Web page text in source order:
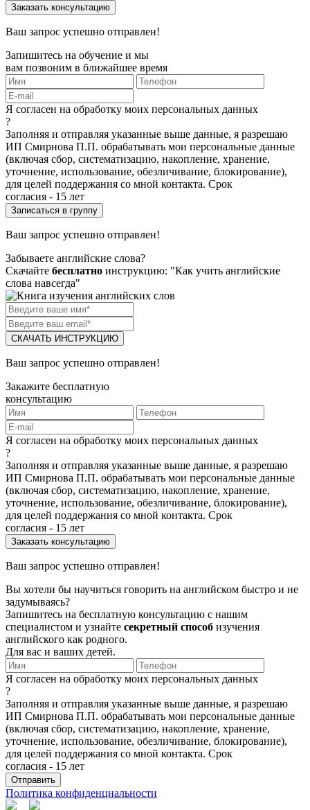
Ваш запрос успешно отправлен!
Запишитесь на обучение и мы
вам позвоним в ближайшее время
Я согласен на обработку моих персональных данных
?
Заполняя и отправляя указанные выше данные, я разрешаю
ИП Смирнова П.П. обрабатывать мои персональные данные
(включая сбор, систематизацию, накопление, хранение,
уточнение, использование, обезличивание, блокирование),
для целей поддержания со мной контакта. Срок
согласия - 15 лет
Ваш запрос успешно отправлен!
Забываете английские слова?
Скачайте бесплатно инструкцию: "Как учить английские
слова навсегда"
СКАЧАТЬ ИНСТРУКЦИЮ
Ваш запрос успешно отправлен!
Закажите бесплатную
консультацию
Я согласен на обработку моих персональных данных
?
Заполняя и отправляя указанные выше данные, я разрешаю
ИП Смирнова П.П. обрабатывать мои персональные данные
(включая сбор, систематизацию, накопление, хранение,
уточнение, использование, обезличивание, блокирование),
для целей поддержания со мной контакта. Срок
согласия - 15 лет
Ваш запрос успешно отправлен!
Вы хотели бы научиться говорить на английском быстро и не
задумываясь?
Запишитесь на бесплатную консультацию с нашим
специалистом и узнайте секретный способ изучения
английского как родного.
Для вас и ваших детей.
Я согласен на обработку моих персональных данных
?
Заполняя и отправляя указанные выше данные, я разрешаю
ИП Смирнова П.П. обрабатывать мои персональные данные
(включая сбор, систематизацию, накопление, хранение,
уточнение, использование, обезличивание, блокирование),
для целей поддержания со мной контакта. Срок
согласия - 15 лет
Политика конфиденциальности